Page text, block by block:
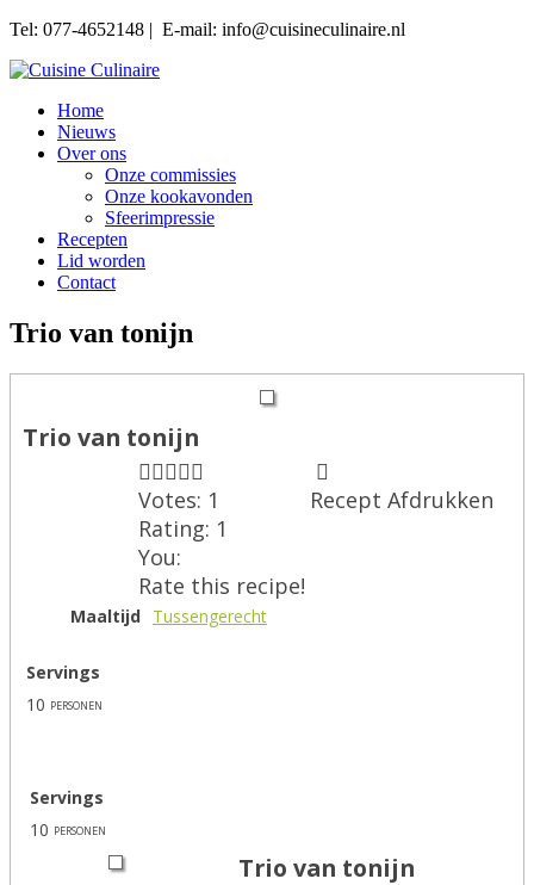
Tel: 077-4652148 | E-mail: info@cuisineculinaire.nl
Home
Nieuws
Over ons
Onze commissies
Onze kookavonden
Sfeerimpressie
Recepten
Lid worden
Contact
Trio van tonijn
Trio van tonijn
Votes: 1
Rating: 1
You:
Rate this recipe!
Recept Afdrukken
Maaltijd Tussengerecht
Servings
10 personen
Servings
10 personen
Trio van tonijn